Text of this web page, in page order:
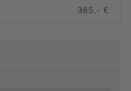
365,- €